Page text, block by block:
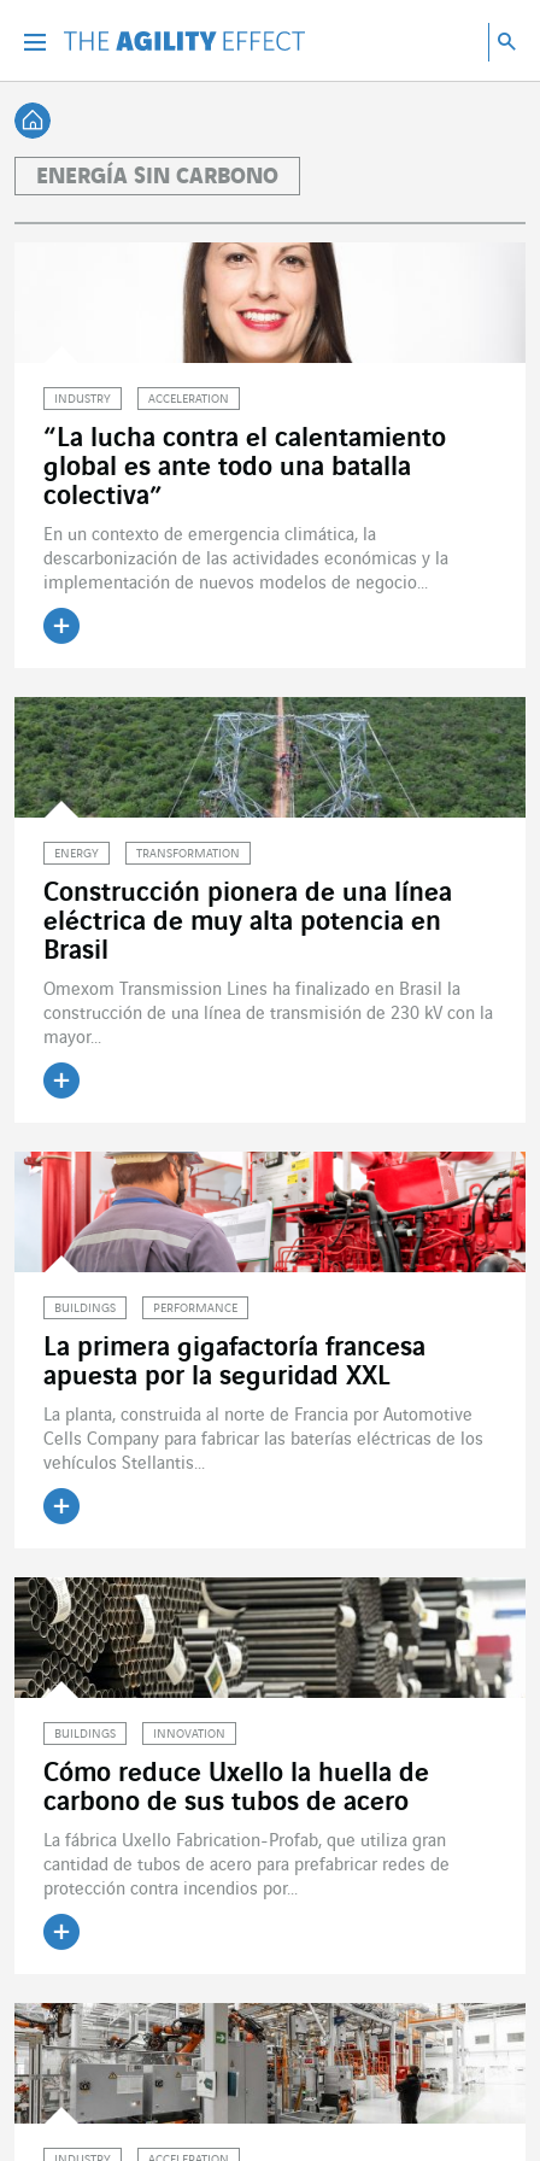
Volver a Inicio
ENERGÍA SIN CARBONO
INDUSTRY ACCELERATION
“La lucha contra el calentamiento
global es ante todo una batalla
colectiva”
En un contexto de emergencia climática, la
descarbonización de las actividades económicas y la
implementación de nuevos modelos de negocio...
ENERGY TRANSFORMATION
Construcción pionera de una línea
eléctrica de muy alta potencia en
Brasil
Omexom Transmission Lines ha finalizado en Brasil la
construcción de una línea de transmisión de 230 kV con la
mayor...
BUILDINGS PERFORMANCE
La primera gigafactoría francesa
apuesta por la seguridad XXL
La planta, construida al norte de Francia por Automotive
Cells Company para fabricar las baterías eléctricas de los
vehículos Stellantis...
BUILDINGS INNOVATION
Cómo reduce Uxello la huella de
carbono de sus tubos de acero
La fábrica Uxello Fabrication-Profab, que utiliza gran
cantidad de tubos de acero para prefabricar redes de
protección contra incendios por...